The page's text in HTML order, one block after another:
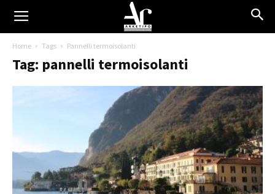
Home Tags Pannelli termoisolanti
Tag: pannelli termoisolanti